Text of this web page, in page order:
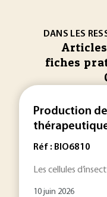
DANS LES
fiches
Production
Réf : BIO6810
Les cellules
10 juin 2026